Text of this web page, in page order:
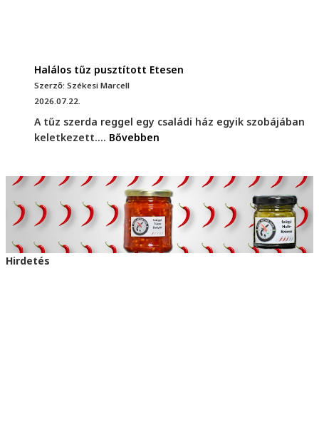
Halálos tűz pusztított Etesen
Szerző: Székesi Marcell
2026.07.22.
A tűz szerda reggel egy családi ház egyik szobájában
keletkezett.... Bővebben
Hirdetés